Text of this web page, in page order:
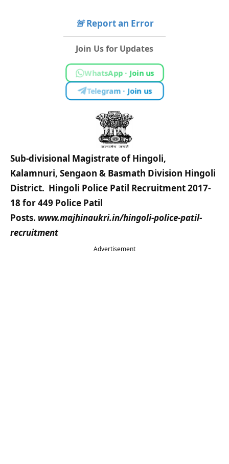
🚨Report an Error
Join Us for Updates
WhatsApp · Join us
Telegram · Join us
Sub-divisional Magistrate of Hingoli,
Kalamnuri, Sengaon & Basmath Division Hingoli
District. Hingoli Police Patil Recruitment 2017-
18 for 449 Police Patil
Posts. www.majhinaukri.in/hingoli-police-patil-
recruitment
Advertisement